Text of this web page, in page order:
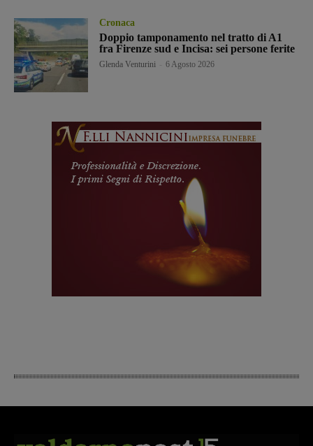
Cronaca
Doppio tamponamento nel tratto di A1
fra Firenze sud e Incisa: sei persone ferite
Glenda Venturini 6 Agosto 2026